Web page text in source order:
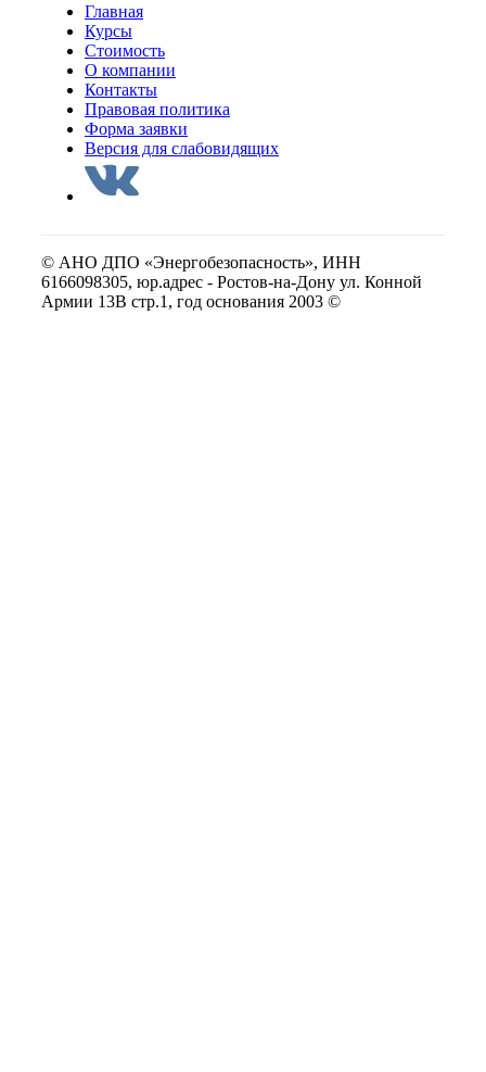
Главная
Курсы
Стоимость
О компании
Контакты
Правовая политика
Форма заявки
Версия для слабовидящих
© АНО ДПО «Энергобезопасность», ИНН
6166098305, юр.адрес - Ростов-на-Дону ул. Конной
Армии 13В стр.1, год основания 2003 ©